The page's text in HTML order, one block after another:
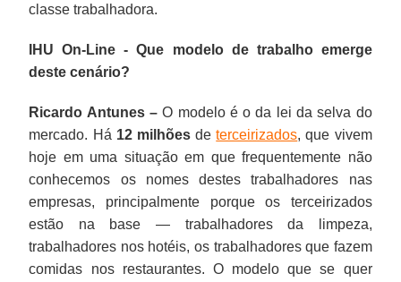
classe trabalhadora.
IHU On-Line - Que modelo de trabalho emerge
deste cenário?
Ricardo Antunes – O modelo é o da lei da selva do
mercado. Há 12 milhõesdeterceirizados, que vivem
hoje em uma situação em que frequentemente não
conhecemos os nomes destes trabalhadores nas
empresas, principalmente porque os terceirizados
estão na base — trabalhadores da limpeza,
trabalhadores nos hotéis, os trabalhadores que fazem
comidas nos restaurantes. O modelo que se quer